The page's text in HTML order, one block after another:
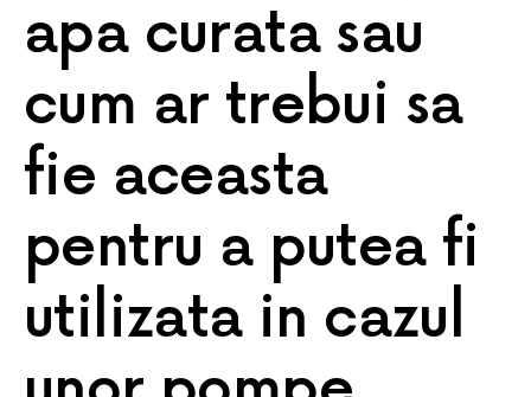
apa curata sau
cum ar trebui sa
fie aceasta
pentru a putea fi
utilizata in cazul